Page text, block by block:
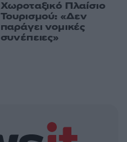
Χωροταξικό Πλαίσιο
Τουρισμού: «Δεν
παράγει νομικές
συνέπειες»